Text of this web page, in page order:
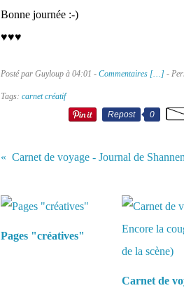
Bonne journée :-)
♥♥♥
Posté par Guyloup à 04:01 - Commentaires […] -
Tags: carnet créatif
Repost
0
Carnet de voyage - Journal de
Pages "créatives"
Carnet de